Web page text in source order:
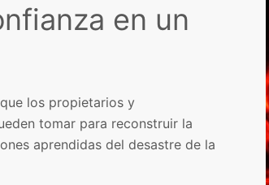
en un
los propietarios y
tomar para reconstruir la
aprendidas del desastre de la